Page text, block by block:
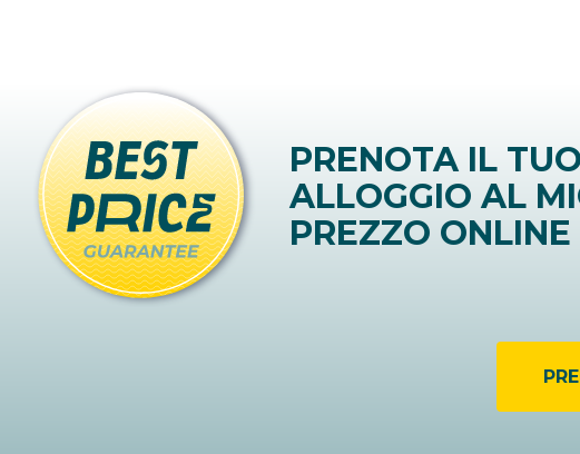
PRENOTA IL TUO
ALLOGGIO AL
PREZZO ONLINE